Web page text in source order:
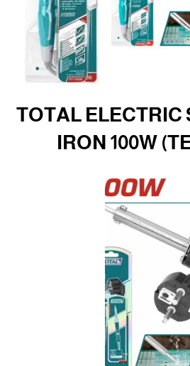
TOTAL ELECTRIC
IRON 100W